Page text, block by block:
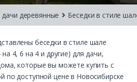
дачи деревянные Беседки в стиле
беседки в стиле шале
4, 6 на 4 и другие) для дачи,
которые вы можете купить с
по доступной цене в Новосибирске